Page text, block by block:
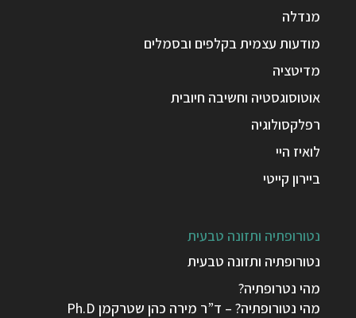
מנדלה
מודעות עצמית בקלפים ובסמלים
מדיטציה
אוטוסוגסטיה וחשיבה חיובית
רפלקסולוגיה
לואיז היי
ביירון קייטי
נטורופתיה ותזונה טבעית
נטורופתיה ותזונה טבעית
מהי נטרופתיה?
מהי נטורופתיה? – ד”ר מירה כהן שטרקמן Ph.D